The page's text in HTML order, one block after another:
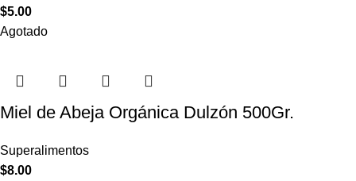
$5.00
Agotado
Miel de Abeja Orgánica Dulzón 500Gr.
Superalimentos
$8.00